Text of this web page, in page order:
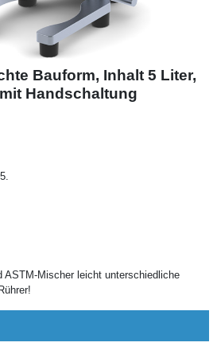
Bauform, Inhalt 5 Liter,
Handschaltung
ASTM-Mischer leicht unterschiedliche